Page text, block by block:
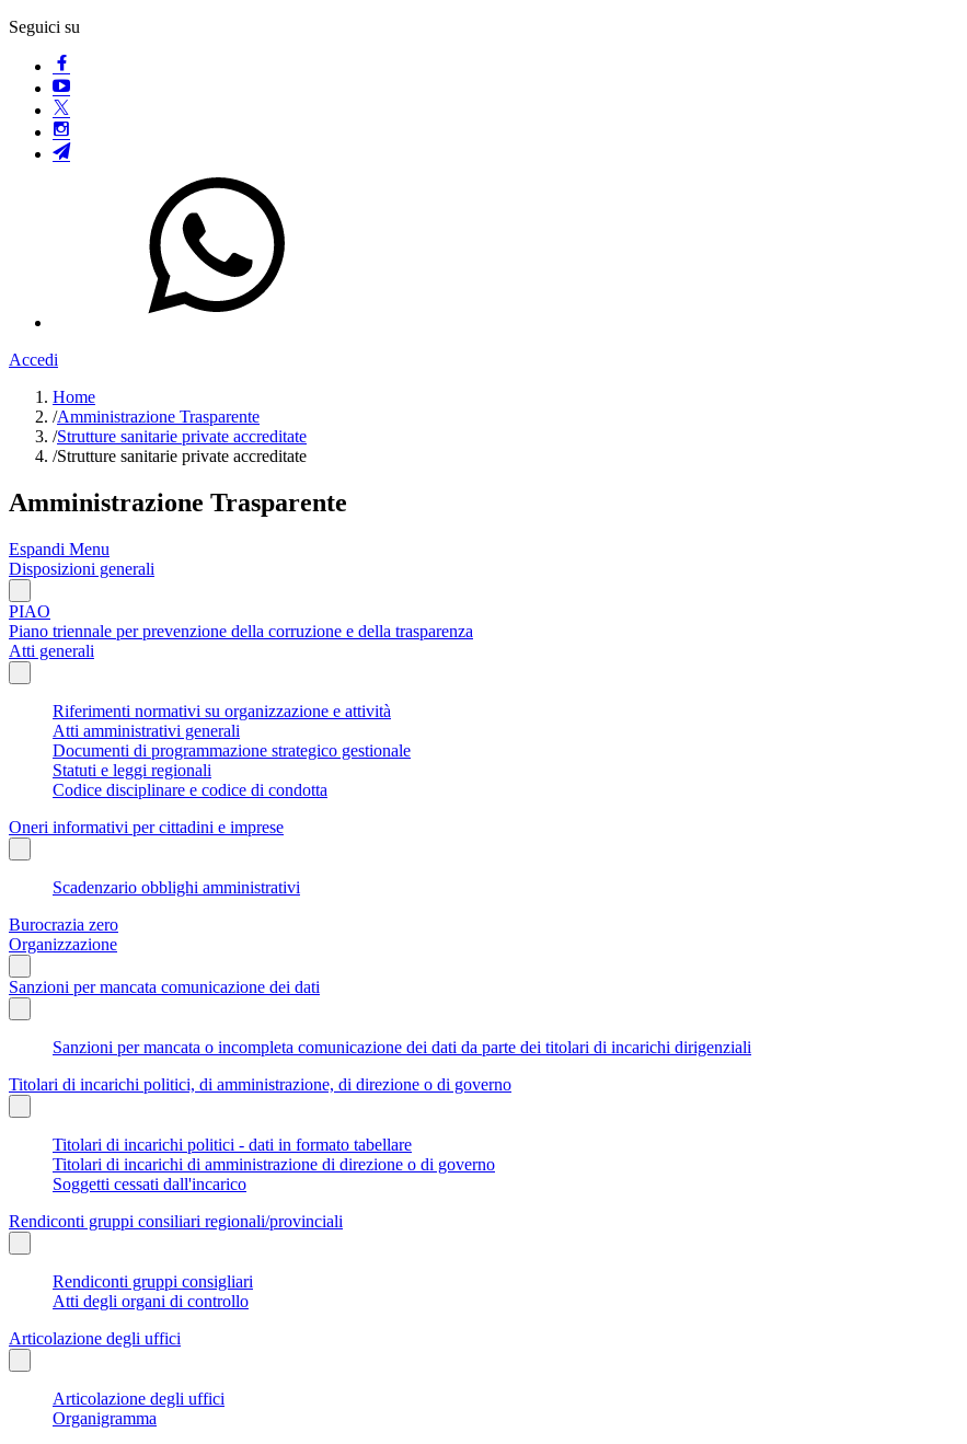
Seguici su
Accedi
Home
/Amministrazione Trasparente
/Strutture sanitarie private accreditate
/Strutture sanitarie private accreditate
Amministrazione Trasparente
Espandi Menu
Disposizioni generali
PIAO
Piano triennale per prevenzione della corruzione e della trasparenza
Atti generali
Riferimenti normativi su organizzazione e attività
Atti amministrativi generali
Documenti di programmazione strategico gestionale
Statuti e leggi regionali
Codice disciplinare e codice di condotta
Oneri informativi per cittadini e imprese
Scadenzario obblighi amministrativi
Burocrazia zero
Organizzazione
Sanzioni per mancata comunicazione dei dati
Sanzioni per mancata o incompleta comunicazione dei dati da parte dei titolari di incarichi dirigenziali
Titolari di incarichi politici, di amministrazione, di direzione o di governo
Titolari di incarichi politici - dati in formato tabellare
Titolari di incarichi di amministrazione di direzione o di governo
Soggetti cessati dall'incarico
Rendiconti gruppi consiliari regionali/provinciali
Rendiconti gruppi consigliari
Atti degli organi di controllo
Articolazione degli uffici
Articolazione degli uffici
Organigramma